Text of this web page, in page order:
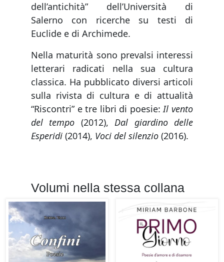
dell’antichità” dell’Università di
Salerno con ricerche su testi di
Euclide e di Archimede.
Nella maturità sono prevalsi interessi
letterari radicati nella sua cultura
classica. Ha pubblicato diversi articoli
sulla rivista di cultura e di attualità
“Riscontri” e tre libri di poesie:Il vento
del tempo (2012),Dal giardino delle
Esperidi (2014), Voci del silenzio (2016).
Volumi nella stessa collana